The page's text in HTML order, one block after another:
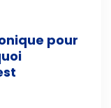
pour